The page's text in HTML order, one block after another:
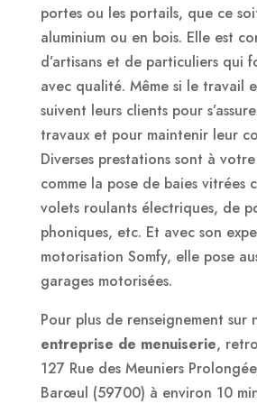
portes ou les portails, que ce
aluminium ou en bois. Elle est
d’artisans et de particuliers qui
avec qualité. Même si le travail
suivent leurs clients pour
travaux et pour maintenir leur
Diverses prestations sont à
comme la pose de baies vitrées
volets roulants électriques, de
phoniques, etc. Et avec son
motorisation Somfy, elle pose
garages motorisées.
Pour plus de renseignement sur
entreprise de menuiserie,
127 Rue des Meuniers
Barœul (59700) à environ 10